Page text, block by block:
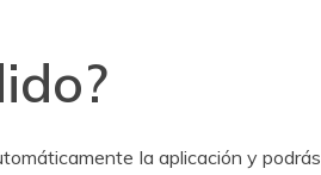
la aplicación y podrás